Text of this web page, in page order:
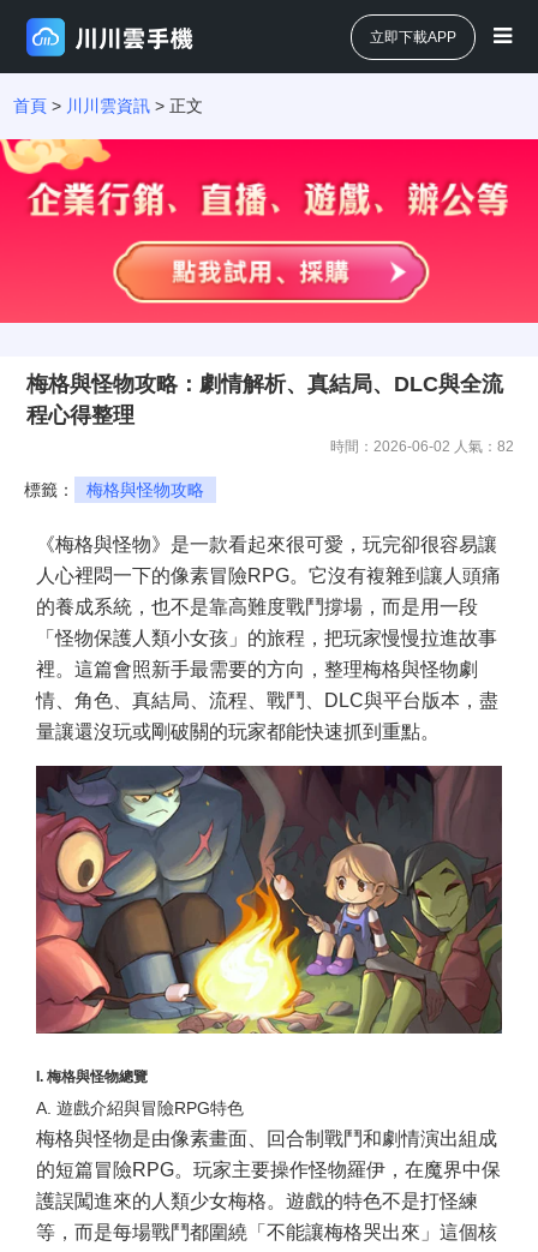
立即下載APP
首頁 > 川川雲資訊 > 正文
梅格與怪物攻略：劇情解析、真結局、DLC與全流
程心得整理
時間：2026-06-02 人氣： 82
標籤： 梅格與怪物攻略
《梅格與怪物》是一款看起來很可愛，玩完卻很容易讓
人心裡悶一下的像素冒險RPG。它沒有複雜到讓人頭痛
的養成系統，也不是靠高難度戰鬥撐場，而是用一段
「怪物保護人類小女孩」的旅程，把玩家慢慢拉進故事
裡。這篇會照新手最需要的方向，整理梅格與怪物劇
情、角色、真結局、流程、戰鬥、DLC與平台版本，盡
量讓還沒玩或剛破關的玩家都能快速抓到重點。
I. 梅格與怪物總覽
A. 遊戲介紹與冒險RPG特色
梅格與怪物是由像素畫面、回合制戰鬥和劇情演出組成
的短篇冒險RPG。玩家主要操作怪物羅伊，在魔界中保
護誤闖進來的人類少女梅格。遊戲的特色不是打怪練
等，而是每場戰鬥都圍繞「不能讓梅格哭出來」這個核